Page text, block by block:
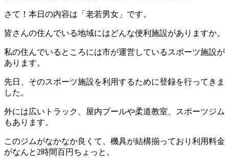
さて！本日の内容は「老若男女」です。
皆さんの住んでいる地域にはどんな便利施設がありますか。
私の住んでいるところには市が運営しているスポーツ施設が
あります。
先日、そのスポーツ施設を利用するために登録を行ってきま
した。
外には広いトラック、屋内プールや柔道教室、スポーツジム
もあります。
このジムがなかなか良くて、機具が結構揃っており利用料金
がなんと2時間百円ちょっと。